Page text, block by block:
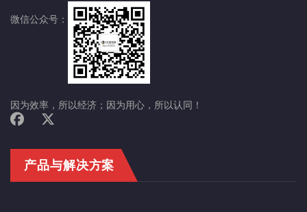
微信公众号：
因为效率，所以经济；因为用心，所以认同！
产品与解决方案